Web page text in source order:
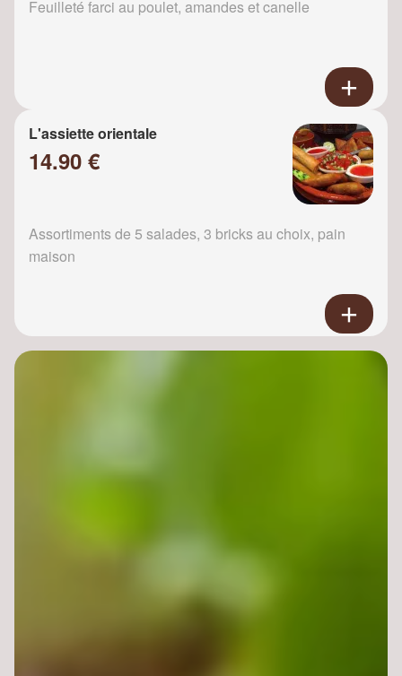
Feuilleté farci au poulet, amandes et canelle
L'assiette orientale
14.90 €
Assortiments de 5 salades, 3 bricks au choix, pain
maison